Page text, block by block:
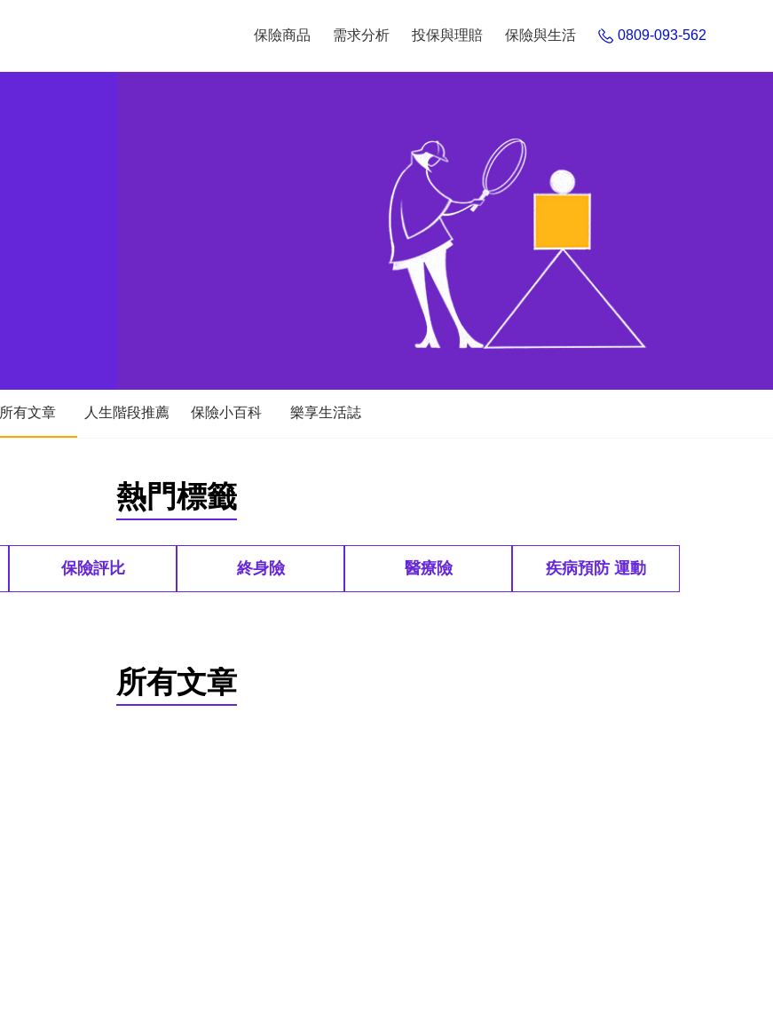
保險商品 需求分析 投保與理賠 保險與生活 0809-093-562
所有文章 人生階段推薦 保險小百科 樂享生活誌
熱門標籤
保險評比 終身險 醫療險 疾病預防 運動
所有文章